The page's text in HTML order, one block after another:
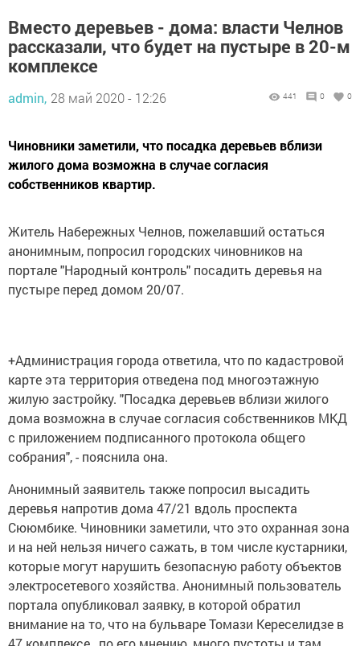
Вместо деревьев - дома: власти Челнов
рассказали, что будет на пустыре в 20-м
комплексе
admin, 28 май 2020 - 12:26 441 0 0
Чиновники заметили, что посадка деревьев вблизи
жилого дома возможна в случае согласия
собственников квартир.
Житель Набережных Челнов, пожелавший остаться
анонимным, попросил городских чиновников на
портале "Народный контроль" посадить деревья на
пустыре перед домом 20/07.
+Администрация города ответила, что по кадастровой
карте эта территория отведена под многоэтажную
жилую застройку. "Посадка деревьев вблизи жилого
дома возможна в случае согласия собственников МКД
с приложением подписанного протокола общего
собрания", - пояснила она.
Анонимный заявитель также попросил высадить
деревья напротив дома 47/21 вдоль проспекта
Сююмбике. Чиновники заметили, что это охранная зона
и на ней нельзя ничего сажать, в том числе кустарники,
которые могут нарушить безопасную работу объектов
электросетевого хозяйства. Анонимный пользователь
портала опубликовал заявку, в которой обратил
внимание на то, что на бульваре Томази Кереселидзе в